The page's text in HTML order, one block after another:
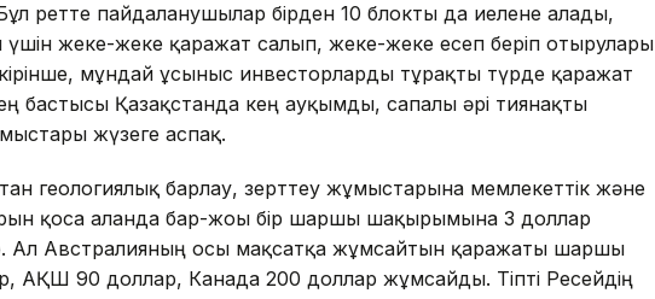
ретте пайдаланушылар бірден 10 блокты да иелене алады,
жеке-жеке қаражат салып, жеке-жеке есеп беріп отырулары
мұндай ұсыныс инвесторларды тұрақты түрде қаражат
бастысы Қазақстанда кең ауқымды, сапалы әрі тиянақты
жүзеге аспақ.
геологиялық барлау, зерттеу жұмыстарына мемлекеттік және
қоса алғанда бар-жоғы бір шаршы шақырымына 3 доллар
Ал Австралияның осы мақсатқа жұмсайтын қаражаты шаршы
АҚШ 90 доллар, Канада 200 доллар жұмсайды. Тіпті Ресейдің